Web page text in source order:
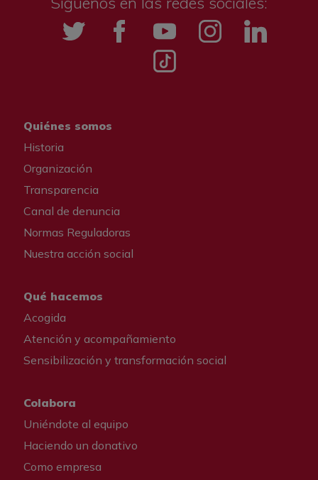
Twitter FacebookYouTube InstagrammLinkedIn
Tik tok
Quiénes somos
Historia
Organización
Transparencia
Canal de denuncia
Normas Reguladoras
Nuestra acción social
Qué hacemos
Acogida
Atención y acompañamiento
Sensibilización y transformación social
Colabora
Uniéndote al equipo
Haciendo un donativo
Como empresa